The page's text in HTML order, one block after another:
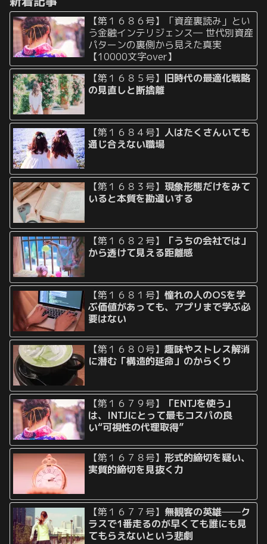
【第１６８６号】「資産裏読み」とい
う金融インテリジェンス― 世代別資産
パターンの裏側から見えた真実
【10000文字over】
【第１６８５号】 旧時代の最適化戦略
の見直しと断捨離
【第１６８４号】人はたくさんいても
通じ合えない職場
【第１６８３号】現象形態だけをみて
いると本質を勘違いする
【第１６８２号】
「うちの会社では」
から透けて見える距離感
【第１６８１号】憧れの人のOSを学
ぶ価値があっても、アプリまで学ぶ必
要はない
【第１６８０号】趣味やストレス解消
に潜む「構造的延命」のからくり
【第１６７９号】
「ENTJを使う」
は、INTJにとって最もコスパの良
い“可視性の代理取得”
【第１６７８号】形式的締切を疑い、
実質的締切を見抜く力
【第１６７７号】 無観客の英雄──ク
ラスで1番走るのが早くても誰にも見
てもらえないという悲劇